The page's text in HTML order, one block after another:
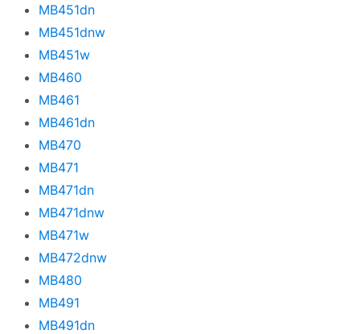
MB451dn
MB451dnw
MB451w
MB460
MB461
MB461dn
MB470
MB471
MB471dn
MB471dnw
MB471w
MB472dnw
MB480
MB491
MB491dn